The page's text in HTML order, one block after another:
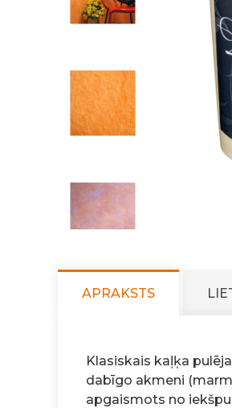
APRAKSTS
Klasiskais kaļķa
dabīgo akmeni
apgaismots no